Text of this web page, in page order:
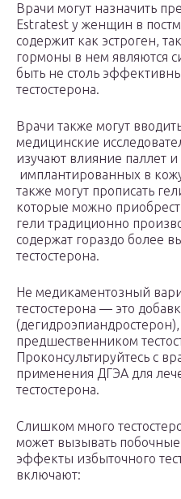
Врачи могут назначить
Estratest у женщин в
содержит как эстроген,
гормоны в нем являются
быть не столь
тестостерона.
Врачи также могут
медицинские
изучают влияние паллет и
имплантированных в
также могут прописать
которые можно
гели традиционно
содержат гораздо более
тестостерона.
Не медикаментозный
тестостерона — это
предшественником
Проконсультируйтесь с
применения ДГЭА для
тестостерона.
Слишком много
может вызывать
эффекты избыточного
включают: